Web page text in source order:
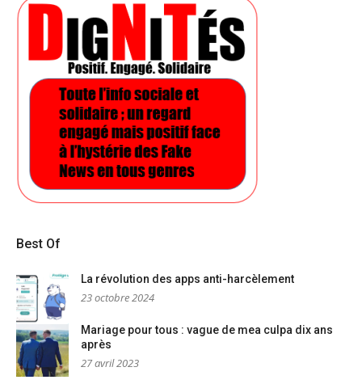
Best Of
La révolution des apps anti-harcèlement
23 octobre 2024
Mariage pour tous : vague de mea culpa dix ans
après
27 avril 2023